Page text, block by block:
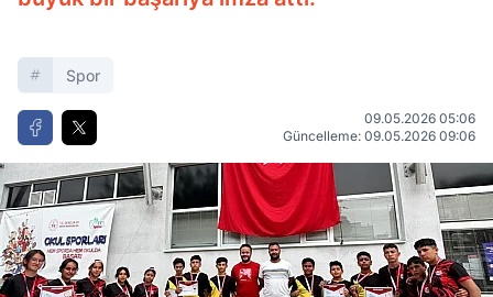
Spor
09.05.2026 05:06
Güncelleme: 09.05.2026 09:06